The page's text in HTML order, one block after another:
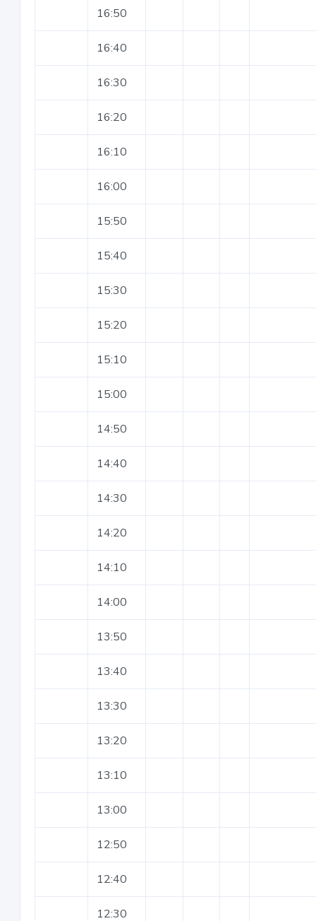
16:50
16:40
16:30
16:20
16:10
16:00
15:50
15:40
15:30
15:20
15:10
15:00
14:50
14:40
14:30
14:20
14:10
14:00
13:50
13:40
13:30
13:20
13:10
13:00
12:50
12:40
12:30